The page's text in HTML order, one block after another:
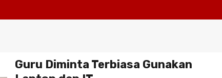
Guru Diminta Terbiasa Gunakan